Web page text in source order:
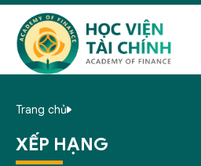
Trang chủ
XẾP HẠNG